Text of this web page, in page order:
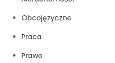
Obcojęzyczne
Praca
Prawo